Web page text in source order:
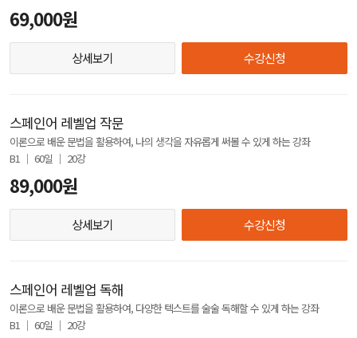
69,000원
상세보기 수강신청
스페인어 레벨업 작문
이론으로 배운 문법을 활용하여, 나의 생각을 자유롭게 써볼 수 있게 하는 강좌
B1 │ 60일 │ 20강
89,000원
상세보기 수강신청
스페인어 레벨업 독해
이론으로 배운 문법을 활용하여, 다양한 텍스트를 술술 독해할 수 있게 하는 강좌
B1 │ 60일 │ 20강